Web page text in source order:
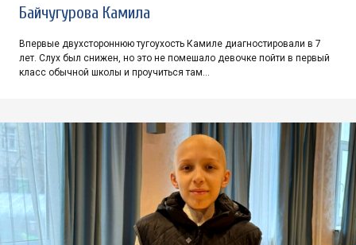
Байчугурова Камила
Впервые двухстороннюю тугоухость Камиле диагностировали в 7
лет. Слух был снижен, но это не помешало девочке пойти в первый
класс обычной школы и проучиться там…